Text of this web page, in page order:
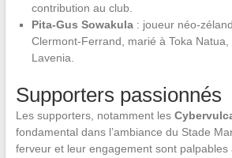
contribution au club.
Pita-Gus Sowakula: joueur néo-
Clermont-Ferrand, marié à Toka
Lavenia.
Supporters passionnés
Les supporters, notamment les
fondamental dans l’ambiance du Stade
ferveur et leur engagement sont